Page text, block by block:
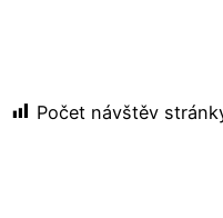
Počet návštěv